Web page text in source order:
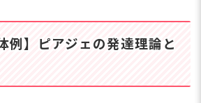
例】ピアジェの発達理論と